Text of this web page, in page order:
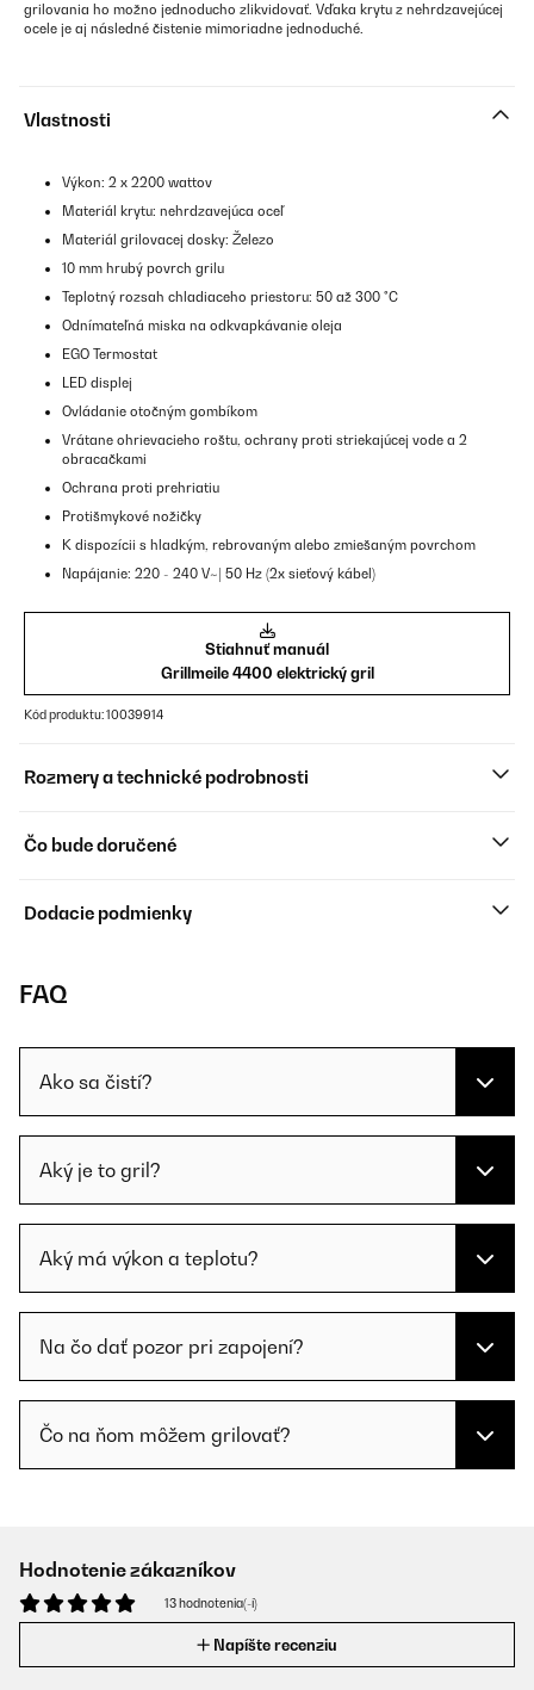
grilovania ho možno jednoducho zlikvidovať. Vďaka krytu z nehrdzavejúcej
ocele je aj následné čistenie mimoriadne jednoduché.
Vlastnosti
Výkon: 2 x 2200 wattov
Materiál krytu: nehrdzavejúca oceľ
Materiál grilovacej dosky: Železo
10 mm hrubý povrch grilu
Teplotný rozsah chladiaceho priestoru: 50 až 300 °C
Odnímateľná miska na odkvapkávanie oleja
EGO Termostat
LED displej
Ovládanie otočným gombíkom
Vrátane ohrievacieho roštu, ochrany proti striekajúcej vode a 2
obracačkami
Ochrana proti prehriatiu
Protišmykové nožičky
K dispozícii s hladkým, rebrovaným alebo zmiešaným povrchom
Napájanie: 220 - 240 V~| 50 Hz (2x sieťový kábel)
Stiahnuť manuál
Grillmeile 4400 elektrický gril
Kód produktu: 10039914
Rozmery a technické podrobnosti
Čo bude doručené
Dodacie podmienky
FAQ
Ako sa čistí?
Aký je to gril?
Aký má výkon a teplotu?
Na čo dať pozor pri zapojení?
Čo na ňom môžem grilovať?
Hodnotenie zákazníkov
13 hodnotenia(-í)
Napíšte recenziu